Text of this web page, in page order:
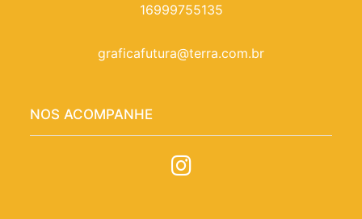
16999755135
graficafutura@terra.com.br
NOS ACOMPANHE